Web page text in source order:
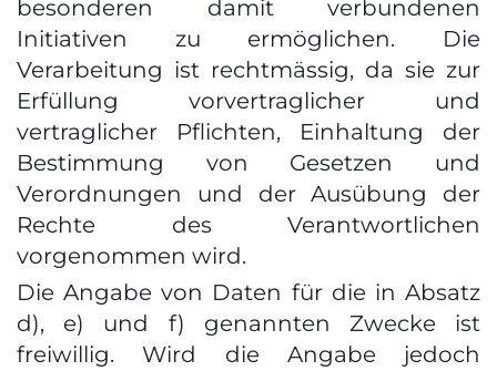
besonderen damit verbundenen
Initiativen zu ermöglichen. Die
Verarbeitung ist rechtmässig, da sie zur
Erfüllung vorvertraglicher und
vertraglicher Pflichten, Einhaltung der
Bestimmung von Gesetzen und
Verordnungen und der Ausübung der
Rechte des Verantwortlichen
vorgenommen wird.
Die Angabe von Daten für die in Absatz
d), e) und f) genannten Zwecke ist
freiwillig. Wird die Angabe jedoch